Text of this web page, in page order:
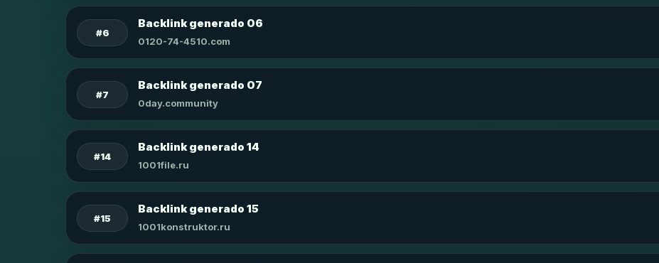
#6
Backlink generado 06
0120-74-4510.com
#7
Backlink generado 07
0day.community
#14
Backlink generado 14
1001file.ru
#15
Backlink generado 15
1001konstruktor.ru